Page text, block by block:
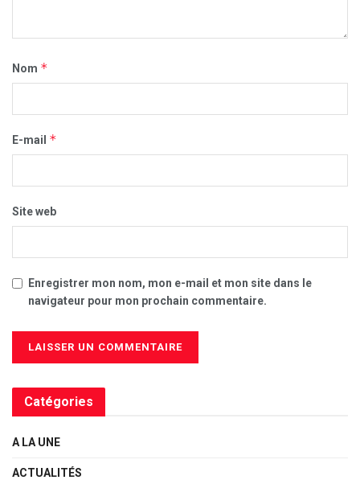
Nom *
E-mail *
Site web
Enregistrer mon nom, mon e-mail et mon site dans le
navigateur pour mon prochain commentaire.
Catégories
A LA UNE
ACTUALITÉS